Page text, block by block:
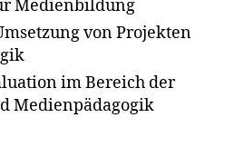
Medienbildung
von Projekten
im Bereich der
Medienpädagogik